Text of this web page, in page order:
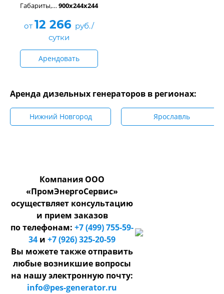
Габариты, см:900x244x244
от 12 266 руб./
сутки
Арендовать
Аренда дизельных генераторов в регионах:
Нижний Новгород Ярославль
Компания ООО
«ПромЭнергоСервис»
осуществляет консультацию
и прием заказов
по телефонам: +7 (499) 755-59-
34 и +7 (926) 325-20-59
Вы можете также отправить
любые возникшие вопросы
на нашу электронную почту:
info@pes-generator.ru